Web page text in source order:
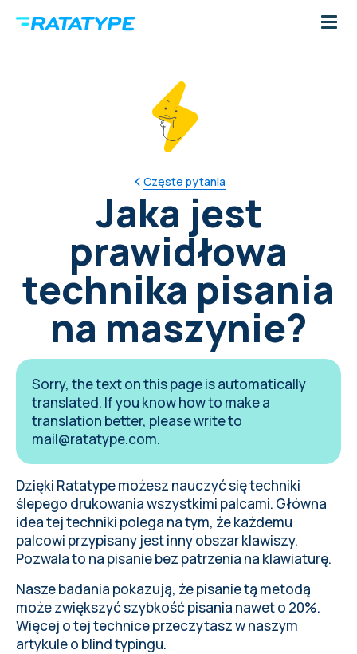
Częste pytania
Jaka jest
prawidłowa
technika pisania
na maszynie?
Sorry, the text on this page is automatically
translated. If you know how to make a
translation better, please write to
mail@ratatype.com.
Dzięki Ratatype możesz nauczyć się techniki
ślepego drukowania wszystkimi palcami. Główna
idea tej techniki polega na tym, że każdemu
palcowi przypisany jest inny obszar klawiszy.
Pozwala to na pisanie bez patrzenia na klawiaturę.
Nasze badania pokazują, że pisanie tą metodą
może zwiększyć szybkość pisania nawet o 20%.
Więcej o tej technice przeczytasz w naszym
artykule o blind typingu.